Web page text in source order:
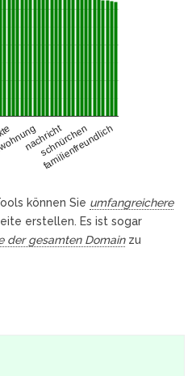
nachricht
schnürchen
familienfreundlich
können Sie umfangreichere
erstellen. Es ist sogar
der gesamten Domainzu